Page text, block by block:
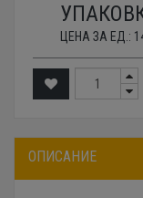
ЦЕНА ЗА ЕД.:
ОПИСАНИЕ